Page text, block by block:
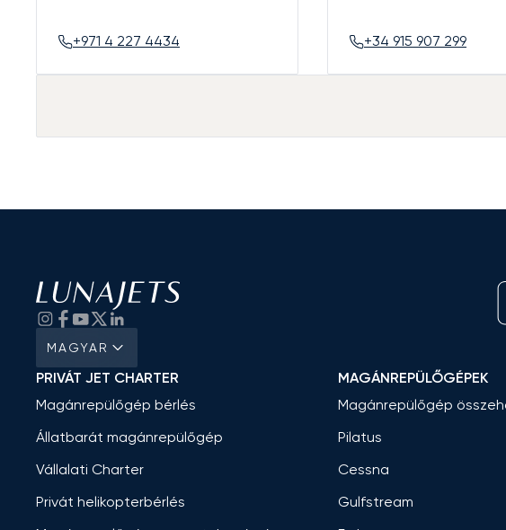
+971 4 227 4434 +34 915 907 299
MAGYAR
PRIVÁT JET CHARTER
Magánrepülőgép bérlés
Állatbarát magánrepülőgép
Vállalati Charter
Privát helikopterbérlés
MAGÁNREPÜLŐGÉPEK
Magánrepülőgép
Pilatus
Cessna
Gulfstream